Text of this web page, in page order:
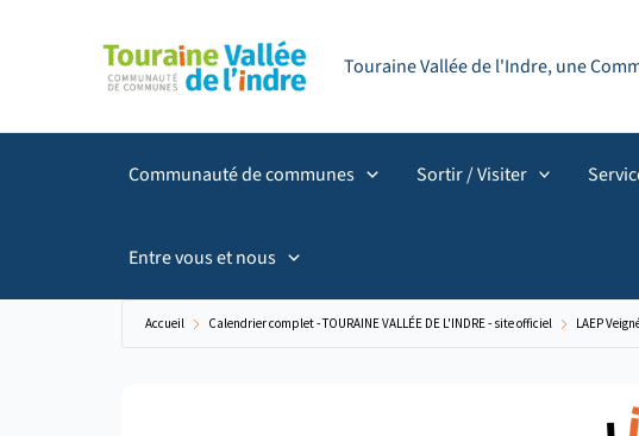
Touraine Vallée de l'Indre, une
Communauté de communes Sortir / Visiter
Entre vous et nous
Accueil Calendrier complet - TOURAINE VALLÉE DE L'INDRE - site officiel LAEP